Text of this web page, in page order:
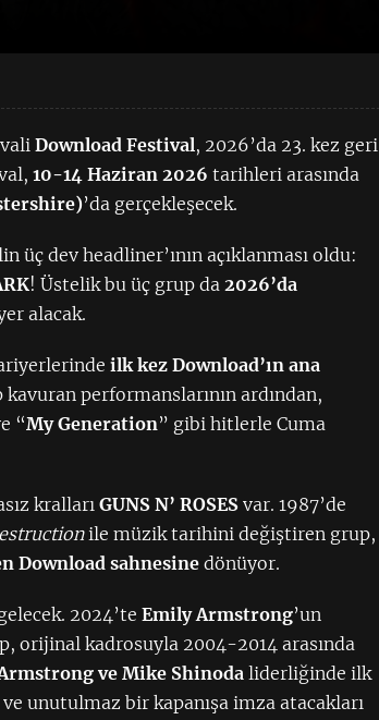
Download Festival, 2026’da 23. kez geri
10-14 Haziran 2026 tarihleri arasında
’da gerçekleşecek.
üç dev headliner’ının açıklanması oldu:
! Üstelik bu üç grup da2026’da
alacak.
ilk kez Download’ın ana
kavuran performanslarının ardından,
“My Generation” gibi hitlerle Cuma
krallarıGUNS N’ ROSES var. 1987’de
ile müzik tarihini değiştiren grup,
Download sahnesinedönüyor.
2024’teEmily Armstrong’un
orijinal kadrosuyla 2004-2014 arasında
ve Mike Shinoda liderliğinde ilk
unutulmaz bir kapanışa imza atacakları